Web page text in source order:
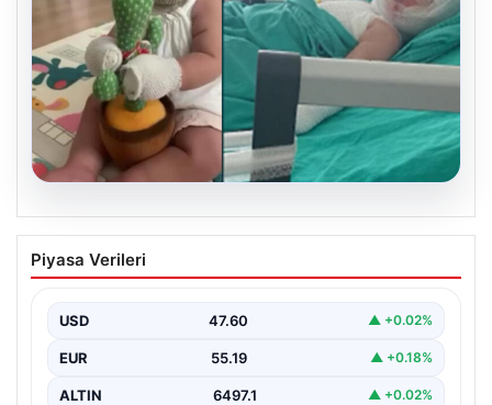
Domates konservesi bomba gibi patladı,
9 aylık bebeğin vücudu yandı
Aylık Bebek Yanıklarla Mücadele Etti”, “content”: “…
Piyasa Verileri
USD 47.60 ▲ +0.02%
EUR 55.19 ▲ +0.18%
ALTIN 6497.1 ▲ +0.02%